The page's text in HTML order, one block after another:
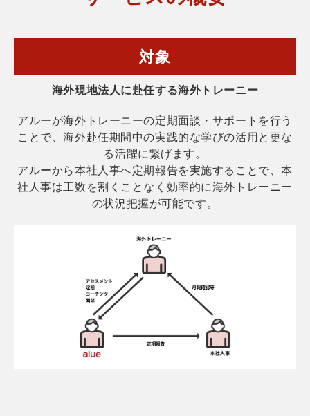
対象
海外現地法人に赴任する海外トレーニー
アルーが海外トレーニーの定期面談・サポートを行う
ことで、海外赴任期間中の実践的な学びの活用と更な
る活躍に繋げます。
アルーから本社人事へ定期報告を実施することで、本
社人事は工数を割くことなく効率的に海外トレーニー
の状況把握が可能です。